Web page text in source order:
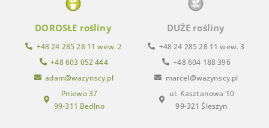
DOROSŁE rośliny
+48 24 285 28 11 wew. 2
+48 603 052 444
adam@wazynscy.pl
Pniewo 37
99-311 Bedlno
DUŻE rośliny
+48 24 285 28 11 wew. 3
+48 604 188 396
marcel@wazynscy.pl
ul. Kasztanowa 10
99-321 Śleszyn